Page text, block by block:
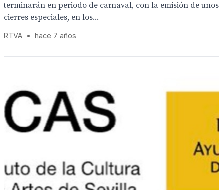
terminarán en periodo de carnaval, con la emisión de unos
cierres especiales, en los...
RTVA • hace 7 años